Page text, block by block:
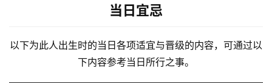
当日宜忌
以下为此人出生时的当日各项适宜与晋级的内容，可通过以
下内容参考当日所行之事。